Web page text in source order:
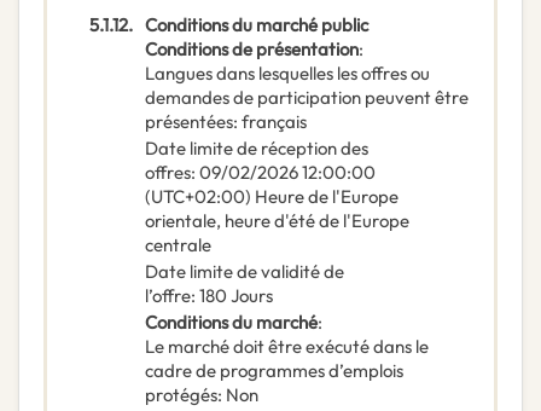
5.1.12. Conditions du marché public
Conditions de présentation:
Langues dans lesquelles les offres ou
demandes de participation peuvent être
présentées: français
Date limite de réception des
offres: 09/02/202612:00:00
(UTC+02:00) Heure de l'Europe
orientale, heure d'été de l'Europe
centrale
Date limite de validité de
l’offre: 180 Jours
Conditions du marché:
Le marché doit être exécuté dans le
cadre de programmes d’emplois
protégés: Non